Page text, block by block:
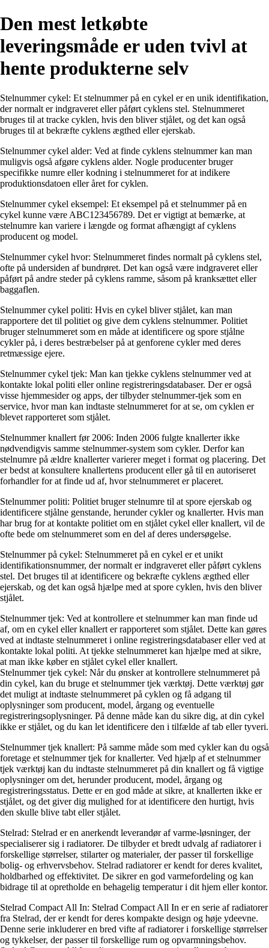
Den mest letkøbte
leveringsmåde er uden tvivl at
hente produkterne selv
Stelnummer cykel: Et stelnummer på en cykel er en unik identifikation,
der normalt er indgraveret eller påført cyklens stel. Stelnummeret
bruges til at tracke cyklen, hvis den bliver stjålet, og det kan også
bruges til at bekræfte cyklens ægthed eller ejerskab.
Stelnummer cykel alder: Ved at finde cyklens stelnummer kan man
muligvis også afgøre cyklens alder. Nogle producenter bruger
specifikke numre eller kodning i stelnummeret for at indikere
produktionsdatoen eller året for cyklen.
Stelnummer cykel eksempel: Et eksempel på et stelnummer på en
cykel kunne være ABC123456789. Det er vigtigt at bemærke, at
stelnumre kan variere i længde og format afhængigt af cyklens
producent og model.
Stelnummer cykel hvor: Stelnummeret findes normalt på cyklens stel,
ofte på undersiden af bundrøret. Det kan også være indgraveret eller
påført på andre steder på cyklens ramme, såsom på kranksættet eller
baggaflen.
Stelnummer cykel politi: Hvis en cykel bliver stjålet, kan man
rapportere det til politiet og give dem cyklens stelnummer. Politiet
bruger stelnummeret som en måde at identificere og spore stjålne
cykler på, i deres bestræbelser på at genforene cykler med deres
retmæssige ejere.
Stelnummer cykel tjek: Man kan tjekke cyklens stelnummer ved at
kontakte lokal politi eller online registreringsdatabaser. Der er også
visse hjemmesider og apps, der tilbyder stelnummer-tjek som en
service, hvor man kan indtaste stelnummeret for at se, om cyklen er
blevet rapporteret som stjålet.
Stelnummer knallert før 2006: Inden 2006 fulgte knallerter ikke
nødvendigvis samme stelnummer-system som cykler. Derfor kan
stelnumre på ældre knallerter varierer meget i format og placering. Det
er bedst at konsultere knallertens producent eller gå til en autoriseret
forhandler for at finde ud af, hvor stelnummeret er placeret.
Stelnummer politi: Politiet bruger stelnumre til at spore ejerskab og
identificere stjålne genstande, herunder cykler og knallerter. Hvis man
har brug for at kontakte politiet om en stjålet cykel eller knallert, vil de
ofte bede om stelnummeret som en del af deres undersøgelse.
Stelnummer på cykel: Stelnummeret på en cykel er et unikt
identifikationsnummer, der normalt er indgraveret eller påført cyklens
stel. Det bruges til at identificere og bekræfte cyklens ægthed eller
ejerskab, og det kan også hjælpe med at spore cyklen, hvis den bliver
stjålet.
Stelnummer tjek: Ved at kontrollere et stelnummer kan man finde ud
af, om en cykel eller knallert er rapporteret som stjålet. Dette kan gøres
ved at indtaste stelnummeret i online registreringsdatabaser eller ved at
kontakte lokal politi. At tjekke stelnummeret kan hjælpe med at sikre,
at man ikke køber en stjålet cykel eller knallert.
Stelnummer tjek cykel: Når du ønsker at kontrollere stelnummeret på
din cykel, kan du bruge et stelnummer tjek værktøj. Dette værktøj gør
det muligt at indtaste stelnummeret på cyklen og få adgang til
oplysninger som producent, model, årgang og eventuelle
registreringsoplysninger. På denne måde kan du sikre dig, at din cykel
ikke er stjålet, og du kan let identificere den i tilfælde af tab eller tyveri.
Stelnummer tjek knallert: På samme måde som med cykler kan du også
foretage et stelnummer tjek for knallerter. Ved hjælp af et stelnummer
tjek værktøj kan du indtaste stelnummeret på din knallert og få vigtige
oplysninger om det, herunder producent, model, årgang og
registreringsstatus. Dette er en god måde at sikre, at knallerten ikke er
stjålet, og det giver dig mulighed for at identificere den hurtigt, hvis
den skulle blive tabt eller stjålet.
Stelrad: Stelrad er en anerkendt leverandør af varme-løsninger, der
specialiserer sig i radiatorer. De tilbyder et bredt udvalg af radiatorer i
forskellige størrelser, stilarter og materialer, der passer til forskellige
bolig- og erhvervsbehov. Stelrad radiatorer er kendt for deres kvalitet,
holdbarhed og effektivitet. De sikrer en god varmefordeling og kan
bidrage til at opretholde en behagelig temperatur i dit hjem eller kontor.
Stelrad Compact All In: Stelrad Compact All In er en serie af radiatorer
fra Stelrad, der er kendt for deres kompakte design og høje ydeevne.
Denne serie inkluderer en bred vifte af radiatorer i forskellige størrelser
og tykkelser, der passer til forskellige rum og opvarmningsbehov.